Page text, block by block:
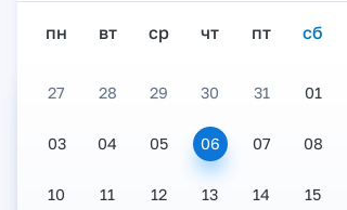
пн вт ср чт пт сб
27 28 29 30 31 01
03 04 05 06 07 08
10 11 12 13 14 15